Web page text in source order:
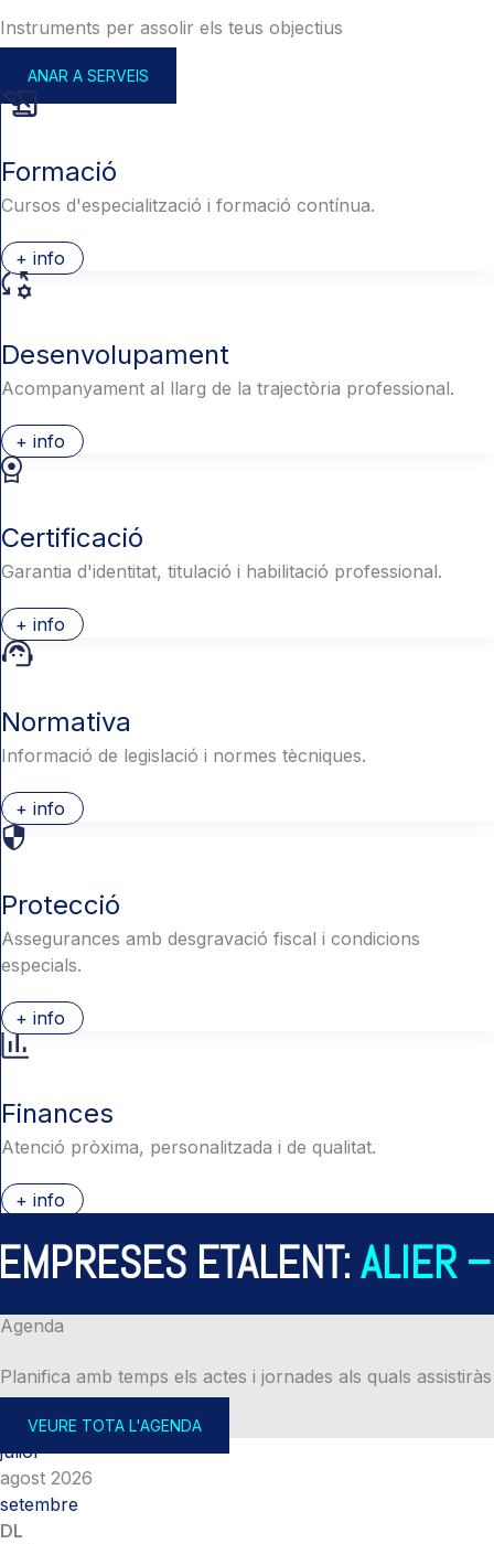
Instruments per assolir els teus objectius
ANAR A SERVEIS
Formació
Cursos d'especialització i formació contínua.
+ info
Desenvolupament
Acompanyament al llarg de la trajectòria professional.
+ info
Certificació
Garantia d'identitat, titulació i habilitació professional.
+ info
Normativa
Informació de legislació i normes tècniques.
+ info
Protecció
Assegurances amb desgravació fiscal i condicions
especials.
+ info
Finances
Atenció pròxima, personalitzada i de qualitat.
+ info
ETALENT:ALIER –
Agenda
Planifica amb temps els actes i jornades als quals assistiràs
VEURE TOTA L'AGENDA
juliol
agost 2026
setembre
DL